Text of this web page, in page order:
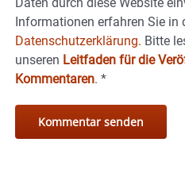
Informationen erfahren Sie in
Datenschutzerklärung. Bitte
unseren Leitfaden für die
Kommentaren. *